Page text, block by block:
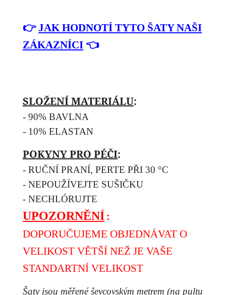
👉 JAK HODNOTÍ TYTO ŠATY NAŠI
ZÁKAZNÍCI 👈
SLOŽENÍ MATERIÁLU:
- 90% BAVLNA
- 10% ELASTAN
POKYNY PRO PÉČI:
- RUČNÍ PRANÍ, PERTE PŘI 30 °C
- NEPOUŽÍVEJTE SUŠIČKU
- NECHLÓRUJTE
UPOZORNĚNÍ :
DOPORUČUJEME OBJEDNÁVAT O
VELIKOST VĚTŠÍ NEŽ JE VAŠE
STANDARTNÍ VELIKOST
Šaty jsou měřené ševcovským metrem (na pultu